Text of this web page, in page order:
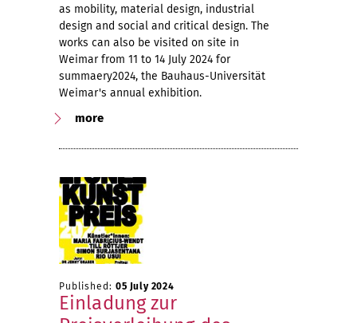
as mobility, material design, industrial
design and social and critical design. The
works can also be visited on site in
Weimar from 11 to 14 July 2024 for
summaery2024, the Bauhaus-Universität
Weimar's annual exhibition.
more
Published: 05 July 2024
Einladung zur